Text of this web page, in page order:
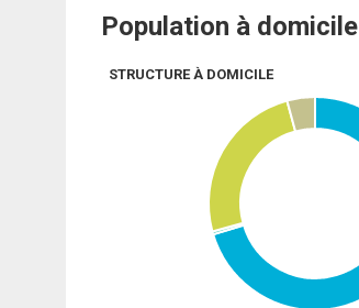
Population à domicile
STRUCTURE À DOMICILE